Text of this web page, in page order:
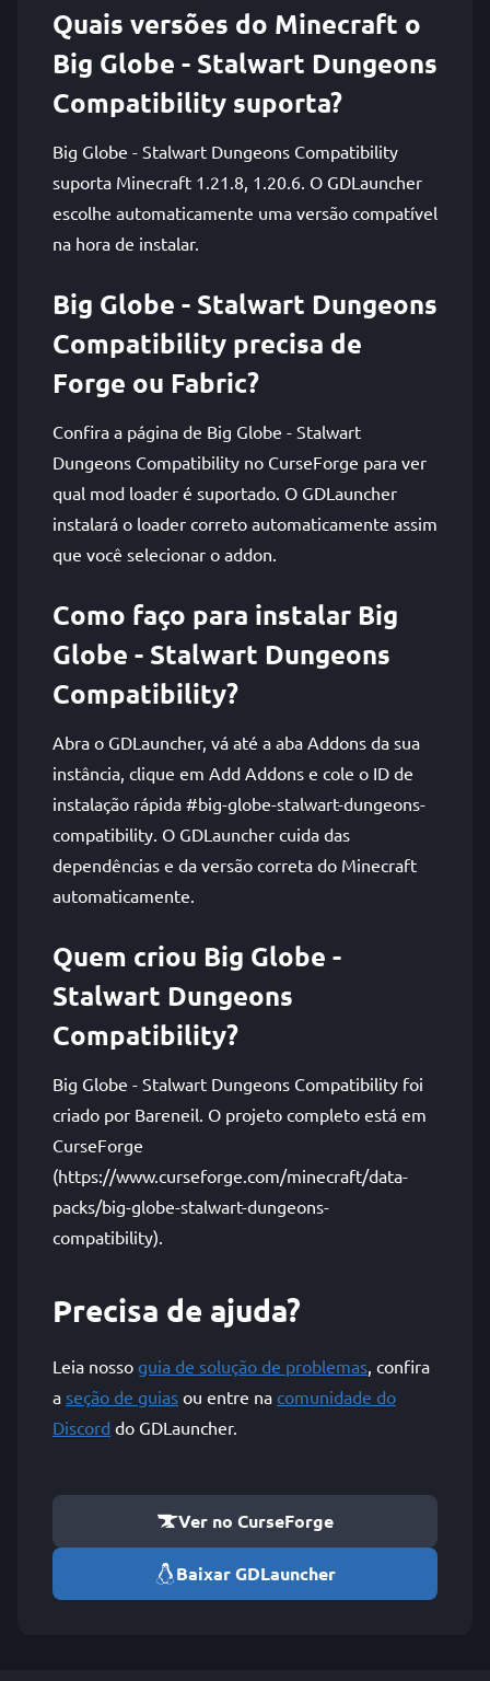
Quais versões do Minecraft o
Big Globe - Stalwart Dungeons
Compatibility suporta?
Big Globe - Stalwart Dungeons Compatibility
suporta Minecraft 1.21.8, 1.20.6. O GDLauncher
escolhe automaticamente uma versão compatível
na hora de instalar.
Big Globe - Stalwart Dungeons
Compatibility precisa de
Forge ou Fabric?
Confira a página de Big Globe - Stalwart
Dungeons Compatibility no CurseForge para ver
qual mod loader é suportado. O GDLauncher
instalará o loader correto automaticamente assim
que você selecionar o addon.
Como faço para instalar Big
Globe - Stalwart Dungeons
Compatibility?
Abra o GDLauncher, vá até a aba Addons da sua
instância, clique em Add Addons e cole o ID de
instalação rápida #big-globe-stalwart-dungeons-
compatibility. O GDLauncher cuida das
dependências e da versão correta do Minecraft
automaticamente.
Quem criou Big Globe -
Stalwart Dungeons
Compatibility?
Big Globe - Stalwart Dungeons Compatibility foi
criado por Bareneil. O projeto completo está em
CurseForge
(https://www.curseforge.com/minecraft/data-
packs/big-globe-stalwart-dungeons-
compatibility).
Precisa de ajuda?
Leia nosso guia de solução de problemas, confira
a seção de guias ou entre na comunidade do
Discord do GDLauncher.
Ver no CurseForge
Baixar GDLauncher